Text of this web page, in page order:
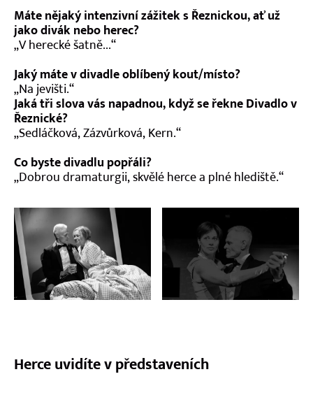
Máte nějaký intenzivní zážitek s Řeznickou, ať už
jako divák nebo herec?
„V herecké šatně...“
Jaký máte v divadle oblíbený kout/místo?
„Na jevišti.“
Jaká tři slova vás napadnou, když se řekne Divadlo v
Řeznické?
„Sedláčková, Zázvůrková, Kern.“
Co byste divadlu popřáli?
„Dobrou dramaturgii, skvělé herce a plné hlediště.“
Celá galerie
Herce uvidíte v představeních